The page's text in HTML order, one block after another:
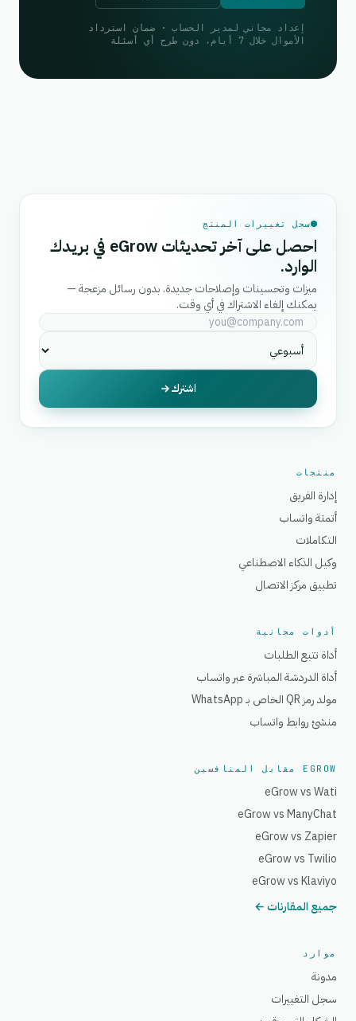
إعداد مجاني لمدير الحساب · ضمان استرداد
الأموال خلال 7 أيام، دون طرح أي أسئلة
سجل تغييرات المنتج
احصل على آخر تحديثات eGrow في بريدك
الوارد.
ميزات وتحسينات وإصلاحات جديدة. بدون رسائل مزعجة —
يمكنك إلغاء الاشتراك في أي وقت.
اشترك
منتجات
إدارة الفريق
أتمتة واتساب
التكاملات
وكيل الذكاء الاصطناعي
تطبيق مركز الاتصال
أدوات مجانية
أداة تتبع الطلبات
أداة الدردشة المباشرة عبر واتساب
مولد رمز QR الخاص بـ WhatsApp
منشئ روابط واتساب
EGROW مقابل المنافسين
eGrow vs Wati
eGrow vs ManyChat
eGrow vs Zapier
eGrow vs Twilio
eGrow vs Klaviyo
جميع المقارنات ←
موارد
مدونة
سجل التغييرات